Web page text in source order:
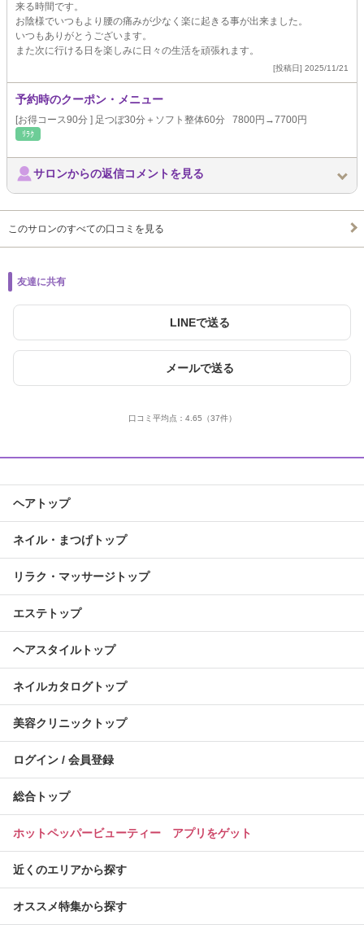
来る時間です。
お陰様でいつもより腰の痛みが少なく楽に起きる事が出来ました。
いつもありがとうございます。
また次に行ける日を楽しみに日々の生活を頑張れます。
[投稿日] 2025/11/21
予約時のクーポン・メニュー
[お得コース90分 ] 足つぼ30分＋ソフト整体60分 7800円→7700円
ﾘﾗｸ
サロンからの返信コメントを見る
このサロンのすべての口コミを見る
友達に共有
LINEで送る
メールで送る
口コミ平均点： 4.65 （37件）
ヘアトップ
ネイル・まつげトップ
リラク・マッサージトップ
エステトップ
ヘアスタイルトップ
ネイルカタログトップ
美容クリニックトップ
ログイン / 会員登録
総合トップ
ホットペッパービューティー アプリをゲット
近くのエリアから探す
オススメ特集から探す